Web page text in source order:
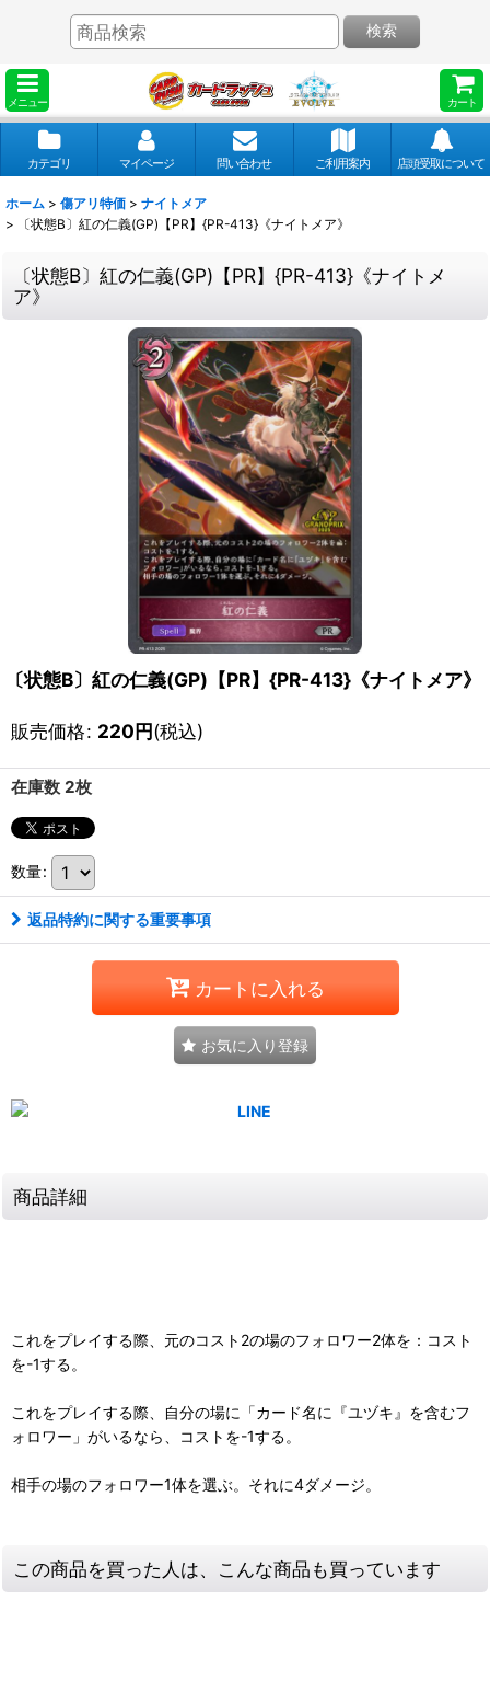
メニュー カート
検索
カテゴリ マイページ 問い合わせ ご利用案内 店頭受取について
ホーム > 傷アリ特価 > ナイトメア
>
〔状態B〕紅の仁義(GP)【PR】{PR-413}《ナイトメア》
〔状態B〕紅の仁義(GP)【PR】{PR-413}《ナイトメ
ア》
〔状態B〕紅の仁義(GP)【PR】{PR-413}《ナイトメア》
販売価格: 220円(税込)
在庫数 2枚
数量:
返品特約に関する重要事項
カートに入れる
お気に入り登録
商品詳細
これをプレイする際、元のコスト2の場のフォロワー2体を：コスト
を-1する。
これをプレイする際、自分の場に「カード名に『ユヅキ』を含むフ
ォロワー」がいるなら、コストを-1する。
相手の場のフォロワー1体を選ぶ。それに4ダメージ。
この商品を買った人は、こんな商品も買っています